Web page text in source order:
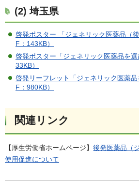
(2) 埼玉県
啓発ポスター 「ジェネリック医薬品（
F：143KB）
啓発ポスター「ジェネリック医薬品を
33KB）
啓発リーフレット「ジェネリック医薬
F：980KB）
関連リンク
【厚生労働省ホームページ】 後発医薬品（
使用促進について